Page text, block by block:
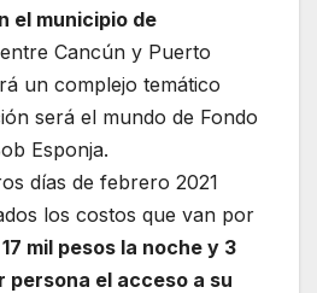
el municipio de
Cancún y Puerto
un complejo temático
será el mundo de Fondo
Esponja.
días de febrero 2021
los costos que van por
17 mil pesos la noche y 3
persona el acceso a su